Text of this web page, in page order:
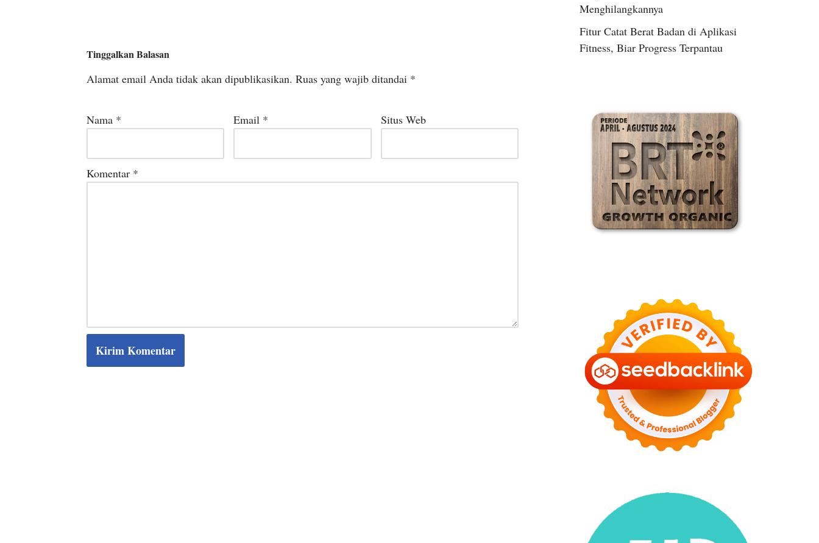
Tinggalkan Balasan
Alamat email Anda tidak akan dipublikasikan. Ruas yang wajib ditandai *
Nama * Email * Situs Web
Komentar *
Menghilangkannya
Fitur Catat Berat Badan di Aplikasi
Fitness, Biar Progress Terpantau